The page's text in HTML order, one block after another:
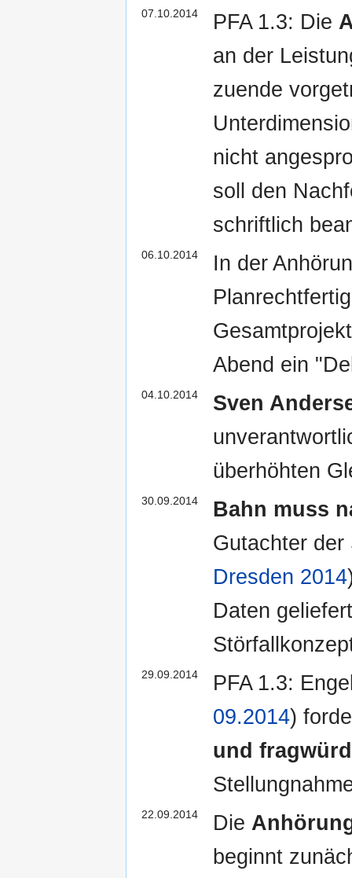
07.10.2014 PFA 1.3: Die
an der
zuende
nicht
soll den
schriftlich
06.10.2014
In der
Abend ein
04.10.2014
Sven
überhöhten
30.09.2014
Bahn muss
Gutachter der
Dresden 2014
Daten
29.09.2014
PFA 1.3:
09.2014)
und
22.09.2014 Die
beginnt